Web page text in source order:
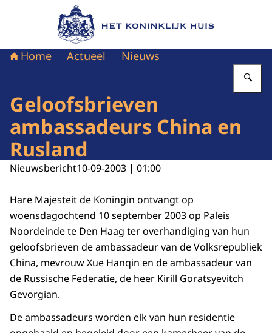
Naar de homepage van Het Koninklijk Huis
Home Actueel Nieuws
Geloofsbrieven
ambassadeurs China en
Rusland
Nieuwsbericht10-09-2003 | 01:00
Hare Majesteit de Koningin ontvangt op
woensdagochtend 10 september 2003 op Paleis
Noordeinde te Den Haag ter overhandiging van hun
geloofsbrieven de ambassadeur van de Volksrepubliek
China, mevrouw Xue Hanqin en de ambassadeur van
de Russische Federatie, de heer Kirill Goratsyevitch
Gevorgian.
De ambassadeurs worden elk van hun residentie